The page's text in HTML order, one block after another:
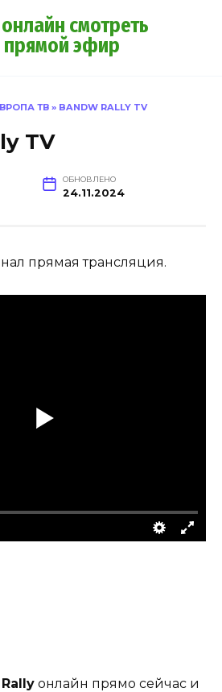
смотреть
прямой эфир
ТВ » BANDW RALLY TV
TV
ОБНОВЛЕНО
24.11.2024
прямая трансляция.
онлайн прямо сейчас и